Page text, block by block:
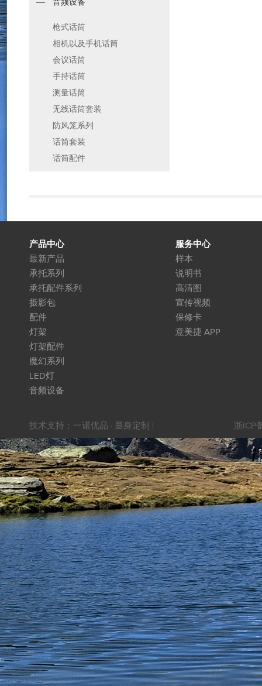
音频设备
枪式话筒
相机以及手机话筒
会议话筒
手持话筒
测量话筒
无线话筒套装
防风笼系列
话筒套装
话筒配件
产品中心
最新产品
承托系列
承托配件系列
摄影包
配件
灯架
灯架配件
魔幻系列
LED灯
音频设备
服务中心
样本
说明书
高清图
宣传视频
保修卡
意美捷 APP
技术支持： 一诺优品 · 量身定制 | 浙ICP